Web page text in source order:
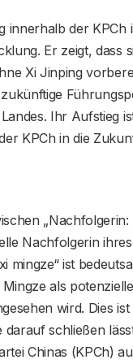
innerhalb der KPCh
Er zeigt, dass
Xi Jinping
Ihr Aufstieg
KPCh in die
Nachfolgerin
mingze“ ist
als
wird. Dies
darauf schließen
Chinas (KPCh)